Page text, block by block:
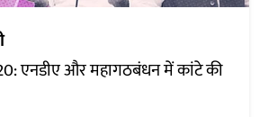
एनडीए और महागठबंधन में कांटे की